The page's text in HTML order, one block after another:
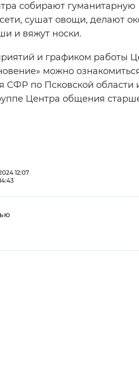
собирают гуманитарную
сушат овощи, делают
и вяжут носки.
и графиком работы
можно
СФР по Псковской области
Центра общения
12:07